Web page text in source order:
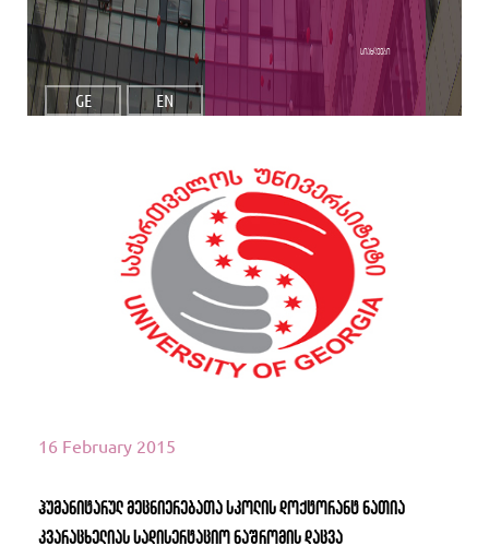
GE EN
სიახლეები
იხილეთ მეტი
16 February 2015
ჰუმანიტარულ მეცნიერებათა სკოლის დოქტორანტ ნათია
კვარაცხელიას სადისერტაციო ნაშრომის დაცვა